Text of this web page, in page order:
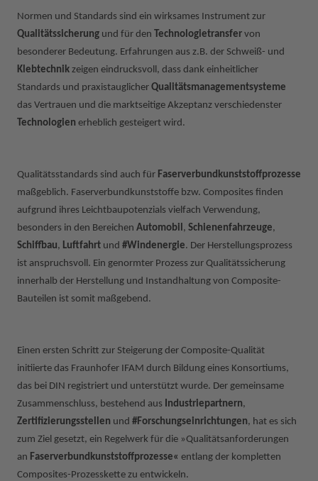
Normen und Standards sind ein wirksames Instrument zur
Qualitätssicherung und für den Technologietransfer von
besonderer Bedeutung. Erfahrungen aus z.B. der Schweiß- und
Klebtechnik zeigen eindrucksvoll, dass dank einheitlicher
Standards und praxistauglicher Qualitätsmanagementsysteme
das Vertrauen und die marktseitige Akzeptanz verschiedenster
Technologien erheblich gesteigert wird.
Qualitätsstandards sind auch für Faserverbundkunststoffprozesse
maßgeblich. Faserverbundkunststoffe bzw. Composites finden
aufgrund ihres Leichtbaupotenzials vielfach Verwendung,
besonders in den Bereichen Automobil, Schienenfahrzeuge,
Schiffbau, Luftfahrt und #Windenergie. Der Herstellungsprozess
ist anspruchsvoll. Ein genormter Prozess zur Qualitätssicherung
innerhalb der Herstellung und Instandhaltung von Composite-
Bauteilen ist somit maßgebend.
Einen ersten Schritt zur Steigerung der Composite-Qualität
initiierte das Fraunhofer IFAM durch Bildung eines Konsortiums,
das bei DIN registriert und unterstützt wurde. Der gemeinsame
Zusammenschluss, bestehend aus Industriepartnern,
Zertifizierungsstellen und #Forschungseinrichtungen, hat es sich
zum Ziel gesetzt, ein Regelwerk für die »Qualitätsanforderungen
an Faserverbundkunststoffprozesse« entlang der kompletten
Composites-Prozesskette zu entwickeln.